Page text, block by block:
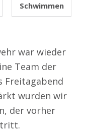
Schwimmen
war wieder
Team der
Freitagabend
wurden wir
der vorher